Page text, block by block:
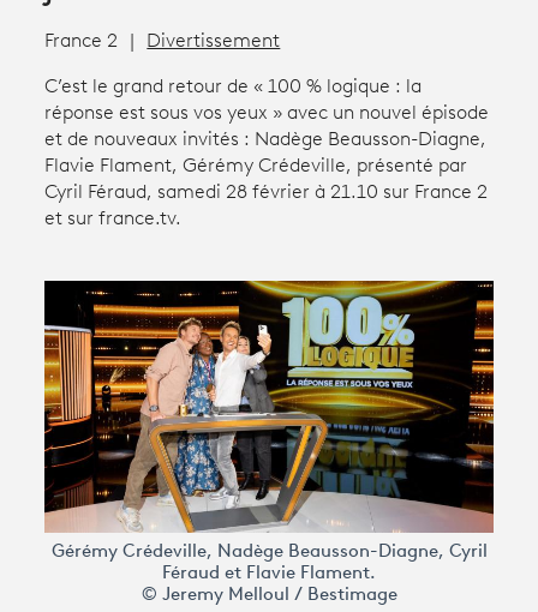
connexion
Participer et assister à une émission
Productions et innovation
Programme tv
France 2 Divertissement
C’est le grand retour de « 100 % logique : la
réponse est sous vos yeux » avec un nouvel épisode
et de nouveaux invités : Nadège Beausson-Diagne,
Flavie Flament, Gérémy Crédeville, présenté par
Cyril Féraud, samedi 28 février à 21.10 sur France 2
et sur france.tv.
Gérémy Crédeville, Nadège Beausson-Diagne, Cyril
Féraud et Flavie Flament.
© Jeremy Melloul / Bestimage